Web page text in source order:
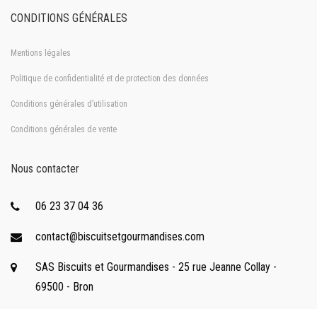
CONDITIONS GÉNÉRALES
Mentions légales
Politique de confidentialité et de protection des données
Conditions générales d’utilisation
Conditions générales de vente
Nous contacter
06 23 37 04 36
contact@biscuitsetgourmandises.com
SAS Biscuits et Gourmandises - 25 rue Jeanne Collay -
69500 - Bron